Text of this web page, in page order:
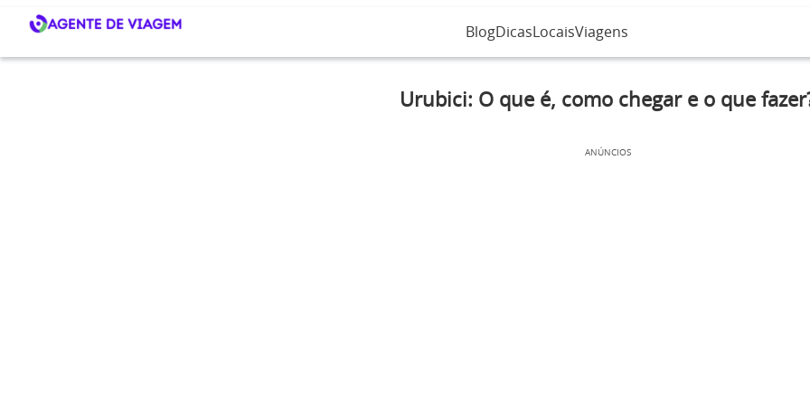
BlogDicas LocaisViagens
Urubici: O que é, como chegar e o que
ANÚNCIOS